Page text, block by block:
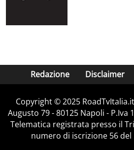
Redazione Disclaimer
Copyright ©️ 2025
Augusto 79 - 80125 Napoli - P.Iva
Telematica registrata presso il
numero di iscrizione 56 del